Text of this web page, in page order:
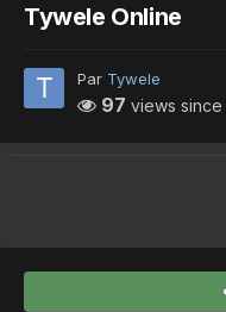
Tywele Online
Par Tywele
97 views since